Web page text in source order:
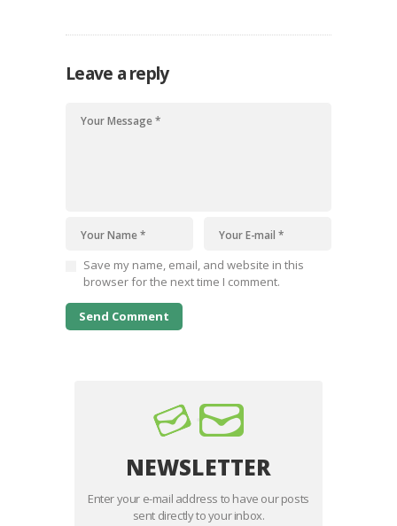
மற்றும் பணியாளர்களுக்கு காலை மற்றும் மதிய உணவு
Leave a reply
Save my name, email, and website in this
browser for the next time I comment.
NEWSLETTER
Enter your e-mail address to have our posts
sent directly to your inbox.